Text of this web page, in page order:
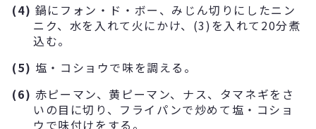
(4) 鍋にフォン・ド・ボー、みじん切りにしたニン
ニク、水を入れて火にかけ、(3)を入れて20分煮
込む。
(5) 塩・コショウで味を調える。
(6) 赤ピーマン、黄ピーマン、ナス、タマネギをさ
いの目に切り、フライパンで炒めて塩・コショ
ウで味付けをする。